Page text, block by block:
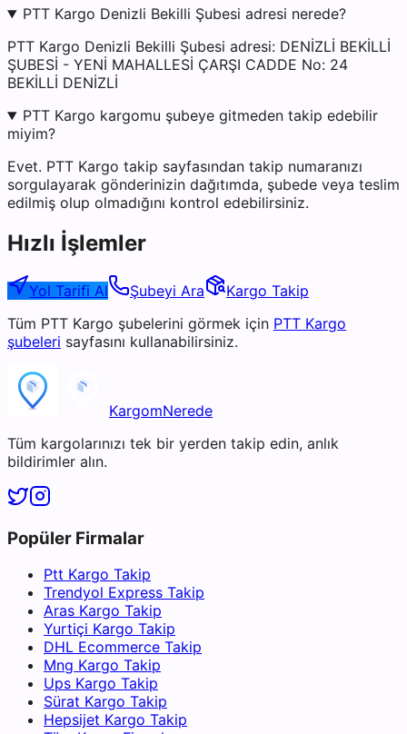
PTT Kargo Denizli Bekilli Şubesi adresi nerede?
PTT Kargo Denizli Bekilli Şubesi adresi: DENİZLİ BEKİLLİ
ŞUBESİ - YENİ MAHALLESİ ÇARŞI CADDE No: 24
BEKİLLİ DENİZLİ
PTT Kargo kargomu şubeye gitmeden takip edebilir
miyim?
Evet. PTT Kargo takip sayfasından takip numaranızı
sorgulayarak gönderinizin dağıtımda, şubede veya teslim
edilmiş olup olmadığını kontrol edebilirsiniz.
Hızlı İşlemler
Yol Tarifi Al Şubeyi Ara
Kargo Takip
Tüm PTT Kargo şubelerini görmek için PTT Kargo
şubeleri sayfasını kullanabilirsiniz.
KargomNerede
Tüm kargolarınızı tek bir yerden takip edin, anlık
bildirimler alın.
Popüler Firmalar
Ptt Kargo Takip
Trendyol Express Takip
Aras Kargo Takip
Yurtiçi Kargo Takip
DHL Ecommerce Takip
Mng Kargo Takip
Ups Kargo Takip
Sürat Kargo Takip
Hepsijet Kargo Takip